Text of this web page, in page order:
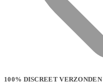
100% DISCREET VERZONDEN